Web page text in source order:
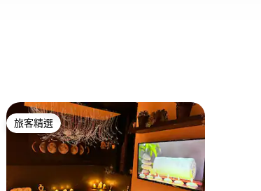
旅客精選
旅客精選